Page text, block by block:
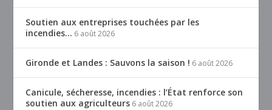
Soutien aux entreprises touchées par les
incendies… 6 août 2026
Gironde et Landes : Sauvons la saison ! 6 août 2026
Canicule, sécheresse, incendies : l’État renforce son
soutien aux agriculteurs 6 août 2026